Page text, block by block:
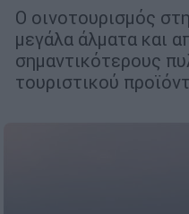
Ο οινοτουρισμός
μεγάλα άλματα και
σημαντικότερους
τουριστικού